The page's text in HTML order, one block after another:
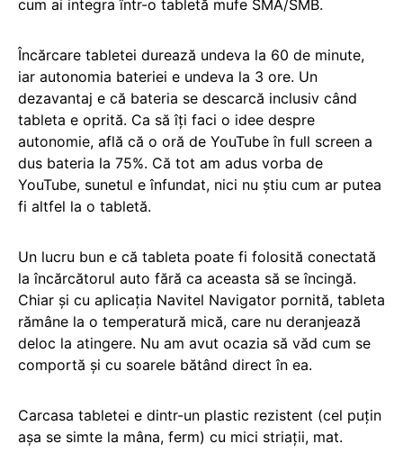
cum ai integra într-o tabletă mufe SMA/SMB.
Încărcare tabletei durează undeva la 60 de minute,
iar autonomia bateriei e undeva la 3 ore. Un
dezavantaj e că bateria se descarcă inclusiv când
tableta e oprită. Ca să îți faci o idee despre
autonomie, află că o oră de YouTube în full screen a
dus bateria la 75%. Că tot am adus vorba de
YouTube, sunetul e înfundat, nici nu știu cum ar putea
fi altfel la o tabletă.
Un lucru bun e că tableta poate fi folosită conectată
la încărcătorul auto fără ca aceasta să se încingă.
Chiar și cu aplicația Navitel Navigator pornită, tableta
rămâne la o temperatură mică, care nu deranjează
deloc la atingere. Nu am avut ocazia să văd cum se
comportă și cu soarele bătând direct în ea.
Carcasa tabletei e dintr-un plastic rezistent (cel puțin
așa se simte la mâna, ferm) cu mici striații, mat.